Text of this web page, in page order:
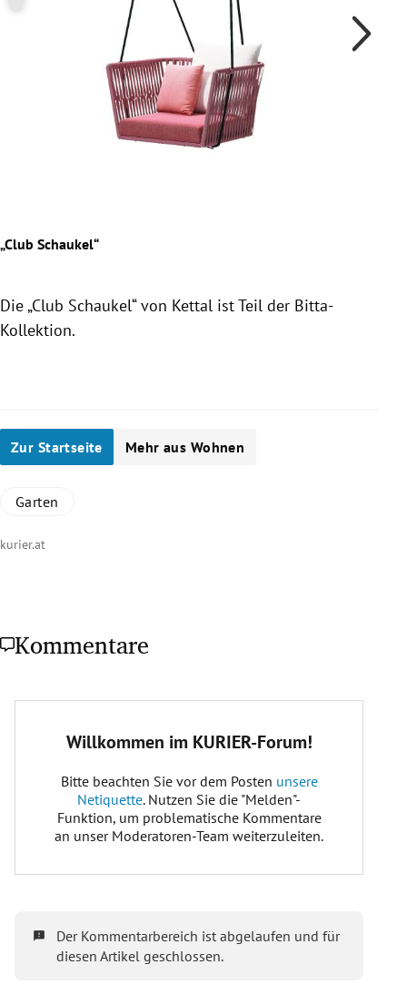
„Club Schaukel“
Die „Club Schaukel“ von Kettal ist Teil der Bitta-
Kollektion.
Zur Startseite Mehr aus Wohnen
Garten
kurier.at
Kommentare